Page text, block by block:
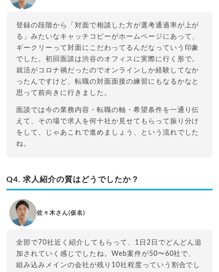
登録の段階から「対面で相談した方が選考通過率が上が
る」みたいなキャッチコピーがホームページにあって、
ギークリーって対面にこだわってるんだなっていう印象
でした。初回面談は渋谷のオフィスに実際に行く形で。
就活がコロナ禍だったのでオンラインしか経験してなか
ったんですけど、転職の対面面接の練習にもなるかなと
思って前向きに行きました。
面談では今の業務内容・転職の軸・希望条件を一通り伝
えて、その場で求人を何十社か見せてもらって振り分け
をして、じゃあこれで進めましょう、という流れでした
ね。
Q4. 求人紹介の質はどうでしたか？
佐々木さん(仮名)
全部で70社近く紹介してもらって、1日2日でどんどん追
加されていく感じでしたね。Web案件が50〜60社で、
組み込みメインの会社が残り10社程度っていう割合でし